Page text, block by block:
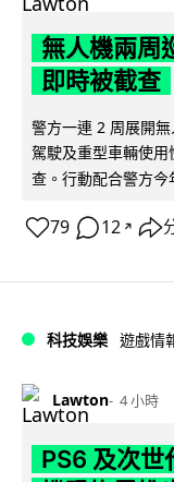
無人機兩周
即時被截查
警方一連 2 周展開
駕駛及重型車輛使
查。行動配合警方今
79 12 ↗
科技娛樂 遊戲情
Lawton 4 小時
PS6 及次世